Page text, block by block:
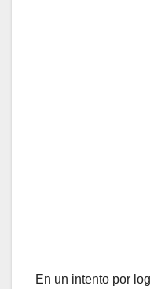
En un intento por